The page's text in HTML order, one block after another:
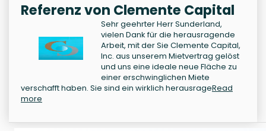
Referenz von Clemente Capital
Sehr geehrter Herr Sunderland,
vielen Dank für die herausragende
Arbeit, mit der Sie Clemente Capital,
Inc. aus unserem Mietvertrag gelöst
und uns eine ideale neue Fläche zu
einer erschwinglichen Miete
verschafft haben. Sie sind ein wirklich herausrageRead
more